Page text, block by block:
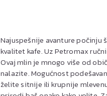
Najuspešnije avanture počinju
kvalitet kafe. Uz Petromax
Ovaj mlin je mnogo više od
nalazite. Mogućnost
želite sitnije ili krupnije